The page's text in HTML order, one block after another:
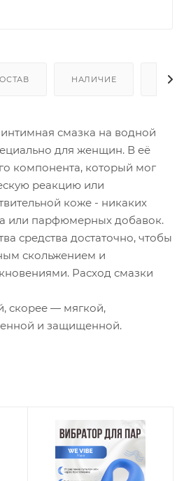
НАЛИЧИЕ КАК
смазка на водной
для женщин. В её
компонента, который мог
реакцию или
коже - никаких
или парфюмерных добавок.
средства достаточно, чтобы
скольжением и
Расход смазки
скорее — мягкой,
и защищенной.